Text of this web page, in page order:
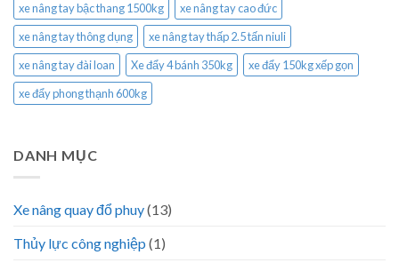
xe nâng tay bậc thang 1500kg
xe nâng tay cao đức
xe nâng tay thông dụng
xe nâng tay thấp 2.5 tấn niuli
xe nâng tay đài loan
Xe đẩy 4 bánh 350kg
xe đẩy 150kg xếp gọn
xe đẩy phong thạnh 600kg
DANH MỤC
Xe nâng quay đổ phuy(13)
Thủy lực công nghiệp (1)